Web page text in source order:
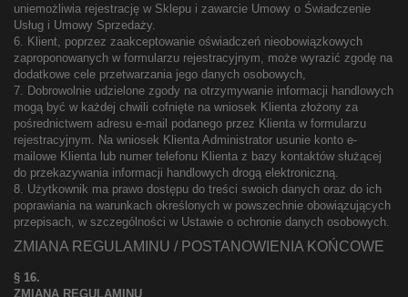
uniemożliwia rejestrację w Sklepu i zawarcie Umowy o Świadczenie
Usług i Umowy Sprzedaży.
6. Klient, poprzez zaakceptowanie oświadczeń nieobowiązkowych
zaproponowanych w formularzu rejestracyjnym, może wyrazić zgodę na
dodatkowe cele przetwarzania jego danych osobowych,
7. Dobrowolnie udzielone zgody na otrzymywanie informacji handlowych
mogą być w każdej chwili cofnięte na wniosek Klienta złożony za
pośrednictwem adresu e-mail podanego przez Klienta w formularzu
rejestracyjnym. Na wniosek Klienta Administrator usunie konto e-
mailowe Klienta lub numer telefonu Klienta z bazy kontaktów służącej
do przekazywania informacji handlowych drogą elektroniczną.
8. Użytkownik ma prawo dostępu do treści swoich danych oraz do ich
poprawiania na warunkach określonych w powszechnie obowiązujących
przepisach, w szczególności w Ustawie o ochronie danych osobowych.
ZMIANA REGULAMINU / POSTANOWIENIA KOŃCOWE
§ 16.
ZMIANA REGULAMINU